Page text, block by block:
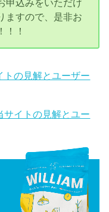
申込みをいただけ
ますので、是非お
！！
トの見解とユーザー
サイトの見解とユー